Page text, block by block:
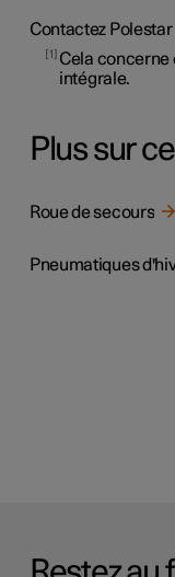
Contactez
1
Cela concerne
intégrale.
Plus sur
Roue de secours
Pneumatiques